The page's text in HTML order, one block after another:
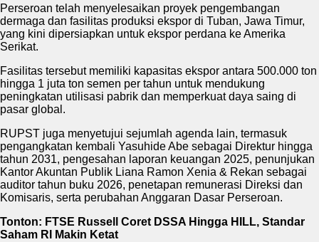
Perseroan telah menyelesaikan proyek pengembangan
dermaga dan fasilitas produksi ekspor di Tuban, Jawa Timur,
yang kini dipersiapkan untuk ekspor perdana ke Amerika
Serikat.
Fasilitas tersebut memiliki kapasitas ekspor antara 500.000 ton
hingga 1 juta ton semen per tahun untuk mendukung
peningkatan utilisasi pabrik dan memperkuat daya saing di
pasar global.
RUPST juga menyetujui sejumlah agenda lain, termasuk
pengangkatan kembali Yasuhide Abe sebagai Direktur hingga
tahun 2031, pengesahan laporan keuangan 2025, penunjukan
Kantor Akuntan Publik Liana Ramon Xenia & Rekan sebagai
auditor tahun buku 2026, penetapan remunerasi Direksi dan
Komisaris, serta perubahan Anggaran Dasar Perseroan.
Tonton: FTSE Russell Coret DSSA Hingga HILL, Standar
Saham RI Makin Ketat